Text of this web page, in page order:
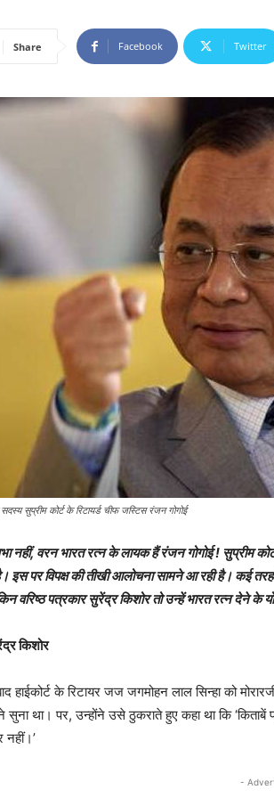
Share Facebook Twitter
सदस्य सुप्रीम कोर्ट के रिटायर्ड चीफ जस्टिस रंजन गोगोई
नहीं, वरन भारत रत्न के लायक हैं रंजन गोगोई! सुप्रीम
इस पर विपक्ष की तीखी आलोचना सामने आ रही है। कई
वरिष्ठ पत्रकार सुरेंद्र किशोर तो उन्हें भारत रत्न देने के
किशोर
हाईकोर्ट के रिटायर जज जगमोहन लाल सिन्हा को
सुना था। पर, उन्होंने उसे ठुकराते हुए कहा था कि
नहीं।’
-